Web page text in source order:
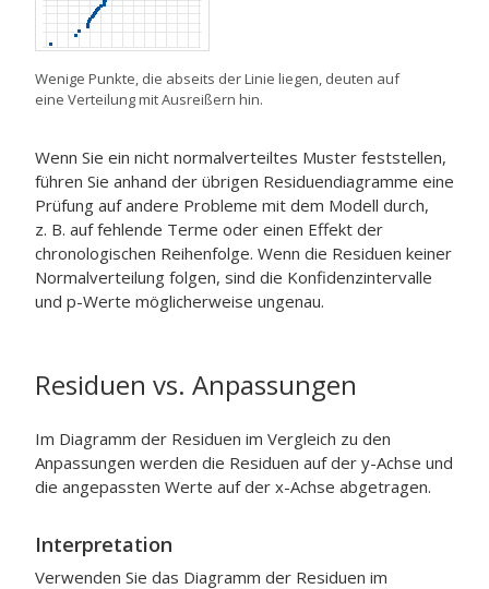
Wenige Punkte, die abseits der Linie liegen, deuten auf
eine Verteilung mit Ausreißern hin.
Wenn Sie ein nicht normalverteiltes Muster feststellen,
führen Sie anhand der übrigen Residuendiagramme eine
Prüfung auf andere Probleme mit dem Modell durch,
z. B. auf fehlende Terme oder einen Effekt der
chronologischen Reihenfolge. Wenn die Residuen keiner
Normalverteilung folgen, sind die Konfidenzintervalle
und p-Werte möglicherweise ungenau.
Residuen vs. Anpassungen
Im Diagramm der Residuen im Vergleich zu den
Anpassungen werden die Residuen auf der y-Achse und
die angepassten Werte auf der x-Achse abgetragen.
Interpretation
Verwenden Sie das Diagramm der Residuen im